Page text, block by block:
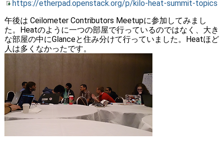
https://etherpad.openstack.org/p/kilo-heat-summit-topics
午後は Ceilometer Contributors Meetupに参加してみまし
た。Heatのように一つの部屋で行っているのではなく、大き
な部屋の中にGlanceと住み分けて行っていました。Heatほど
人は多くなかったです。